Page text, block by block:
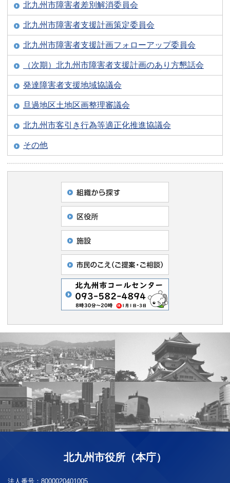
北九州市障害者差別解消委員会
北九州市障害者支援計画策定委員会
北九州市障害者支援計画フォローアップ委員会
（次期）北九州市障害者支援計画のあり方懇話会
発達障害者支援地域協議会
旦過地区土地区画整理審議会
北九州市客引き行為等適正化推進協議会
その他
北九州市役所（本庁）
法人番号： 8000020401005